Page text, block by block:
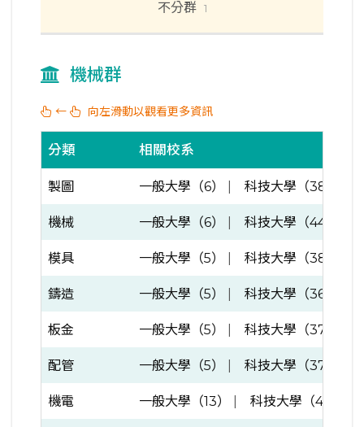
不分群 1
機械群
← 向左滑動以觀看更多資訊
分類 相關校系
製圖 一般大學（6） | 科技大學（38）
機械 一般大學（6） | 科技大學（44）
模具 一般大學（5） | 科技大學（38）
鑄造 一般大學（5） | 科技大學（36）
板金 一般大學（5） | 科技大學（37）
配管 一般大學（5） | 科技大學（37）
機電 一般大學（13） | 科技大學（43）